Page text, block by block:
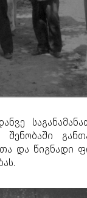
და წიგნადი